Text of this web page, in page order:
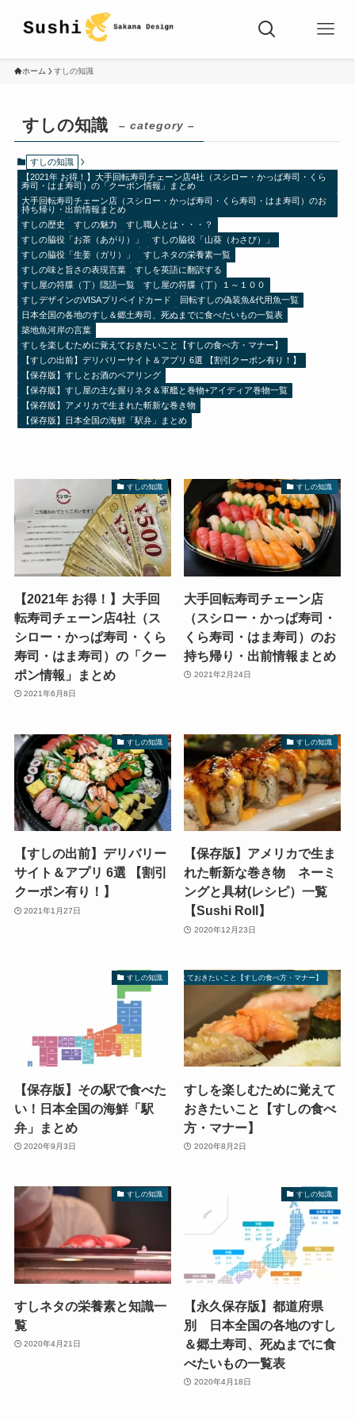
ホーム すしの知識
すしの知識 – category –
すしの知識
【2021年 お得！】大手回転寿司チェーン店4社（スシロー・かっぱ寿司・くら
寿司・はま寿司）の「クーポン情報」まとめ
大手回転寿司チェーン店（スシロー・かっぱ寿司・くら寿司・はま寿司）のお
持ち帰り・出前情報まとめ
すしの歴史
すしの魅力
すし職人とは・・・？
すしの脇役「お茶（あがり）」
すしの脇役「山葵（わさび）」
すしの脇役「生姜（ガリ）」
すしネタの栄養素一覧
すしの味と旨さの表現言葉
すしを英語に翻訳する
すし屋の符牒（丁）隠語一覧
すし屋の符牒（丁）１～１００
すしデザインのVISAプリペイドカード
回転すしの偽装魚&代用魚一覧
日本全国の各地のすし＆郷土寿司、死ぬまでに食べたいもの一覧表
築地魚河岸の言葉
すしを楽しむために覚えておきたいこと【すしの食べ方・マナー】
【すしの出前】デリバリーサイト＆アプリ 6選 【割引クーポン有り！】
【保存版】すしとお酒のペアリング
【保存版】すし屋の主な握りネタ＆軍艦と巻物+アイディア巻物一覧
【保存版】アメリカで生まれた斬新な巻き物
【保存版】日本全国の海鮮「駅弁」まとめ
すしの知識
【2021年 お得！】大手回
転寿司チェーン店4社（ス
シロー・かっぱ寿司・くら
寿司・はま寿司）の「クー
ポン情報」まとめ
2021年6月8日
すしの知識
大手回転寿司チェーン店
（スシロー・かっぱ寿司・
くら寿司・はま寿司）のお
持ち帰り・出前情報まとめ
2021年2月24日
すしの知識
【すしの出前】デリバリー
サイト＆アプリ 6選 【割引
クーポン有り！】
2021年1月27日
すしの知識
【保存版】アメリカで生ま
れた斬新な巻き物 ネーミ
ングと具材(レシピ）一覧
【Sushi Roll】
2020年12月23日
すしの知識
【保存版】その駅で食べた
い！日本全国の海鮮「駅
弁」まとめ
2020年9月3日
すしを楽しむために覚えておきたいこと【すしの食べ方・マナー】
すしを楽しむために覚えて
おきたいこと【すしの食べ
方・マナー】
2020年8月2日
すしの知識
すしネタの栄養素と知識一
覧
2020年4月21日
すしの知識
【永久保存版】都道府県
別 日本全国の各地のすし
＆郷土寿司、死ぬまでに食
べたいもの一覧表
2020年4月18日